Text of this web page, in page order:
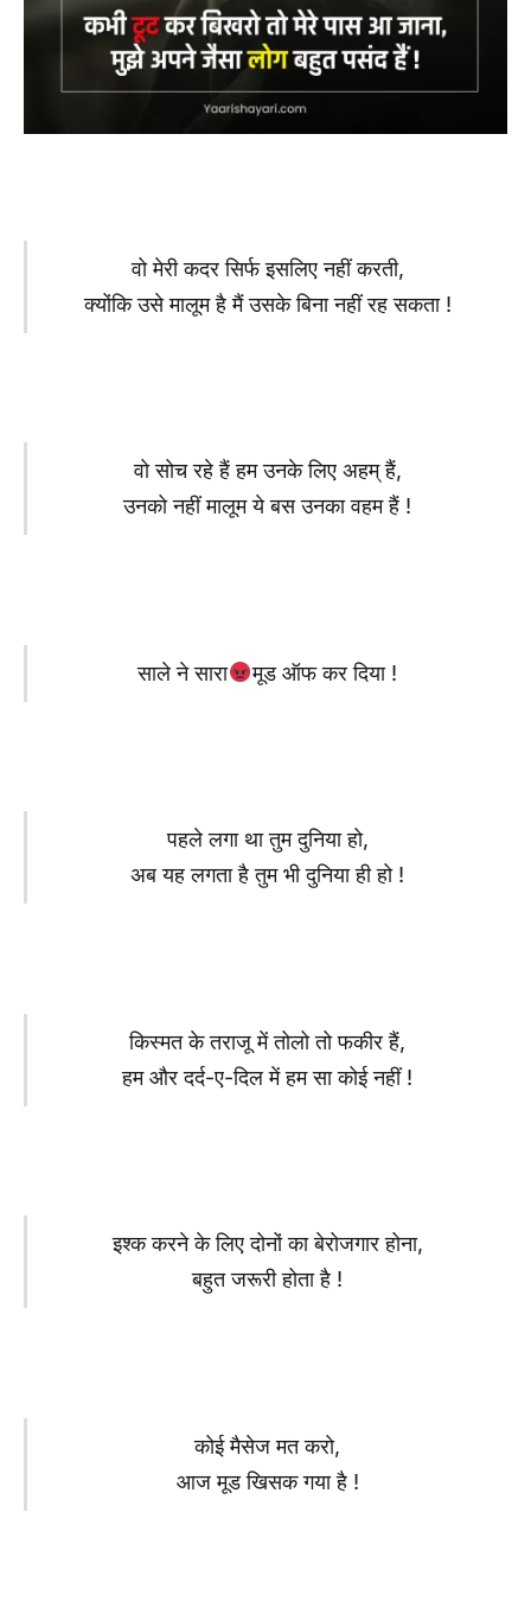
वो मेरी कदर सिर्फ इसलिए नहीं करती,
क्योंकि उसे मालूम है मैं उसके बिना नहीं रह सकता !
वो सोच रहे हैं हम उनके लिए अहम् हैं,
उनको नहीं मालूम ये बस उनका वहम हैं !
साले ने सारा मूड ऑफ कर दिया !
पहले लगा था तुम दुनिया हो,
अब यह लगता है तुम भी दुनिया ही हो !
किस्मत के तराजू में तोलो तो फकीर हैं,
हम और दर्द-ए-दिल में हम सा कोई नहीं !
इश्क करने के लिए दोनों का बेरोजगार होना,
बहुत जरूरी होता है !
कोई मैसेज मत करो,
आज मूड खिसक गया है !